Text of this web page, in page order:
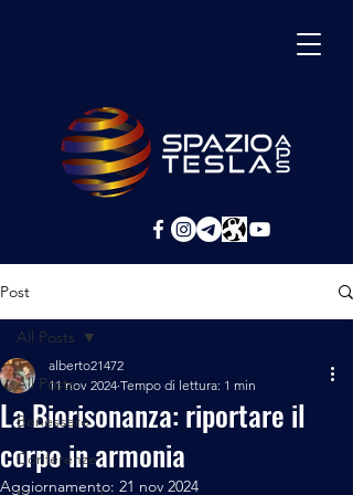
Post
All Posts
Benessere
Conferenze
All Posts
La Biorisonanza: riportare il
corpo in armonia
alberto21472
11 nov 2024 Tempo di lettura: 1 min
Aggiornamento: 21 nov 2024